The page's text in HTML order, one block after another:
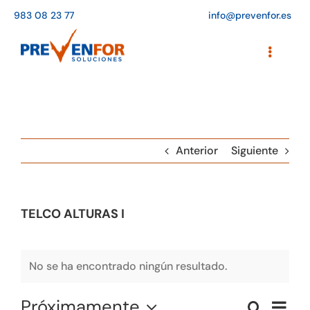
contenido
983 08 23 77 info@prevenfor.es
Toggle
EPIs
Anterior Siguiente
TELCO ALTURAS I
No se ha encontrado ningún resultado.